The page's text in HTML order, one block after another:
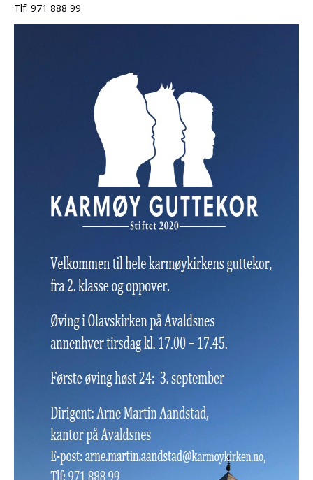
Tlf: 971 888 99